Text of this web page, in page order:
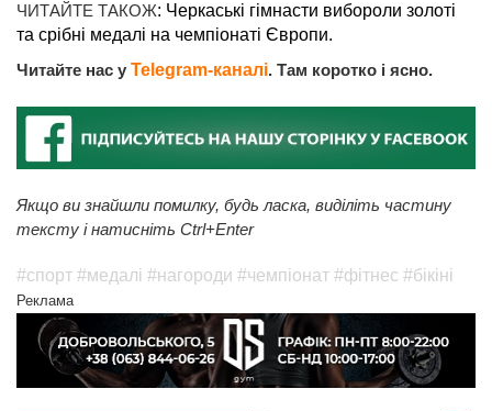
ЧИТАЙТЕ ТАКОЖ: Черкаські гімнасти вибороли золоті
та срібні медалі на чемпіонаті Європи.
Читайте нас у Telegram-каналі. Там коротко і ясно.
Якщо ви знайшли помилку, будь ласка, виділіть частину
тексту і натисніть Ctrl+Enter
#спорт #медалі #нагороди #чемпіонат #фітнес #бікіні
Реклама